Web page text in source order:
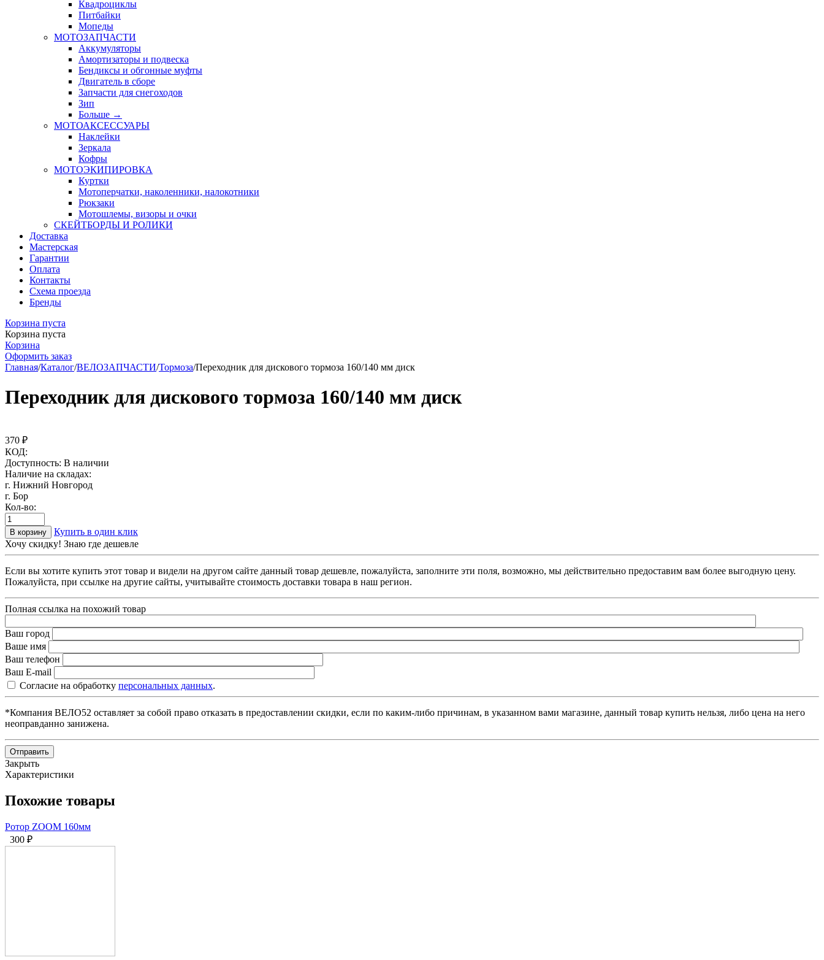
Квадроциклы
Питбайки
Мопеды
МОТОЗАПЧАСТИ
Аккумуляторы
Амортизаторы и подвеска
Бендиксы и обгонные муфты
Двигатель в сборе
Запчасти для снегоходов
Зип
Больше →
МОТОАКСЕССУАРЫ
Наклейки
Зеркала
Кофры
МОТОЭКИПИРОВКА
Куртки
Мотоперчатки, наколенники, налокотники
Рюкзаки
Мотошлемы, визоры и очки
СКЕЙТБОРДЫ И РОЛИКИ
Доставка
Мастерская
Гарантии
Оплата
Контакты
Схема проезда
Бренды
Корзина пуста
Корзина пуста
Корзина
Оформить заказ
Главная/Каталог/ВЕЛОЗАПЧАСТИ/Тормоза/Переходник для дискового тормоза 160/140 мм диск
Переходник для дискового тормоза 160/140 мм диск
370 ₽
КОД:
Доступность: В наличии
Наличие на складах:
г. Нижний Новгород
г. Бор
Кол-во:
В корзину
Купить в один клик
Хочу скидку! Знаю где дешевле
Если вы хотите купить этот товар и видели на другом сайте данный товар дешевле, пожалуйста, заполните эти поля, возможно, мы действительно предоставим вам более выгодную цену.
Пожалуйста, при ссылке на другие сайты, учитывайте стоимость доставки товара в наш регион.
Полная ссылка на похожий товар
Ваш город
Ваше имя
Ваш телефон
Ваш E-mail
Согласие на обработку персональных данных.
*Компания ВЕЛО52 оставляет за собой право отказать в предоставлении скидки, если по каким-либо причинам, в указанном вами магазине, данный товар купить нельзя, либо цена на него
неоправданно занижена.
Отправить
Закрыть
Характеристики
Похожие товары
Ротор ZOOM 160мм
300 ₽